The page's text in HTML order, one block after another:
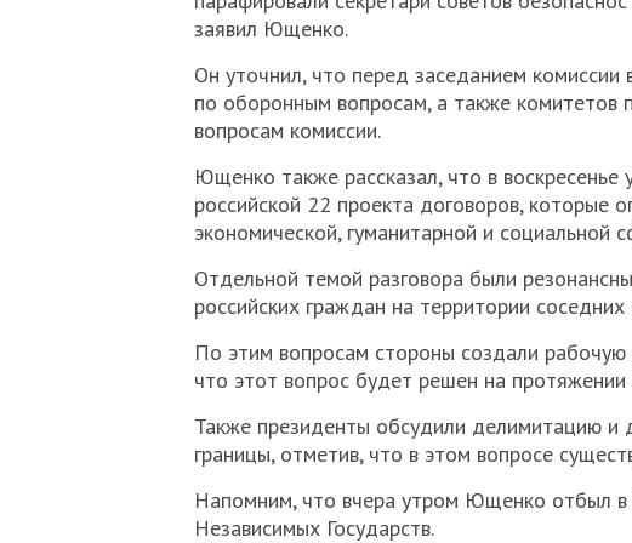
заявил Ющенко.
Он уточнил, что перед заседанием комиссии
по оборонным вопросам, а также комитетов
вопросам комиссии.
Ющенко также рассказал, что в воскресенье
российской 22 проекта договоров, которые
экономической, гуманитарной и социальной
Отдельной темой разговора были
российских граждан на территории соседних
По этим вопросам стороны создали
что этот вопрос будет решен на протяжении
Также президенты обсудили делимитацию и
границы, отметив, что в этом вопросе
Напомним, что вчера утром Ющенко отбыл
Независимых Государств.